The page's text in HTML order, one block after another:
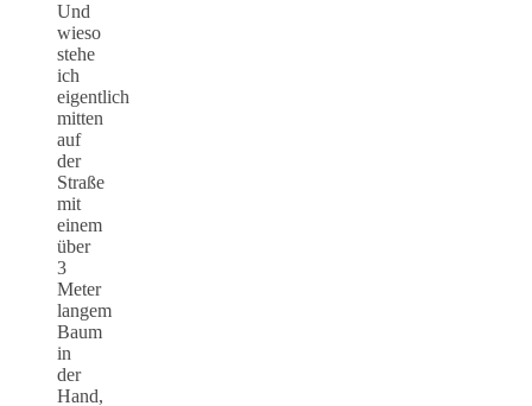
Und
wieso
stehe
ich
eigentlich
mitten
auf
der
Straße
mit
einem
über
3
Meter
langem
Baum
in
der
Hand,